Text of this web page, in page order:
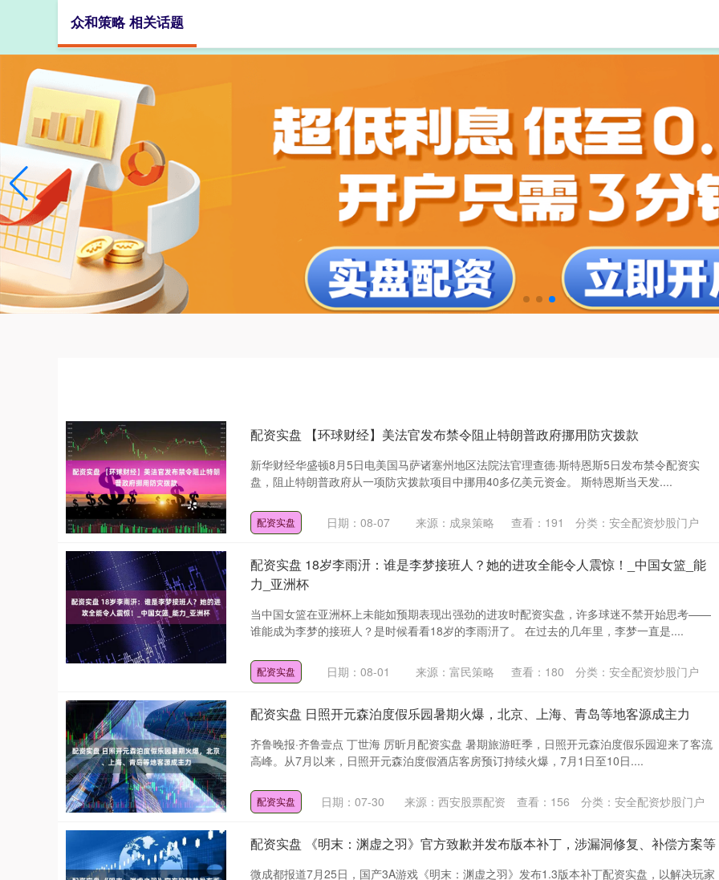
众和策略 相关话题
配资实盘 【环球财经】美法官发布禁令阻止特朗普政府挪用防灾拨款
新华财经华盛顿8月5日电美国马萨诸塞州地区法院法官理查德·斯特恩斯5日发布禁令配资实
盘，阻止特朗普政府从一项防灾拨款项目中挪用40多亿美元资金。 斯特恩斯当天发....
配资实盘 日期：08-07 来源：成泉策略 查看： 191 分类： 安全配资炒股门户
配资实盘 18岁李雨汧：谁是李梦接班人？她的进攻全能令人震惊！_中国女篮_能
力_亚洲杯
当中国女篮在亚洲杯上未能如预期表现出强劲的进攻时配资实盘，许多球迷不禁开始思考——
谁能成为李梦的接班人？是时候看看18岁的李雨汧了。 在过去的几年里，李梦一直是....
配资实盘 日期：08-01 来源：富民策略 查看： 180 分类： 安全配资炒股门户
配资实盘 日照开元森泊度假乐园暑期火爆，北京、上海、青岛等地客源成主力
齐鲁晚报·齐鲁壹点 丁世海 厉昕月配资实盘 暑期旅游旺季，日照开元森泊度假乐园迎来了客流
高峰。从7月以来，日照开元森泊度假酒店客房预订持续火爆，7月1日至10日....
配资实盘 日期：07-30 来源：西安股票配资 查看： 156 分类： 安全配资炒股门户
配资实盘 《明末：渊虚之羽》官方致歉并发布版本补丁，涉漏洞修复、补偿方案等
微成都报道7月25日，国产3A游戏《明末：渊虚之羽》发布1.3版本补丁配资实盘，以解决玩家